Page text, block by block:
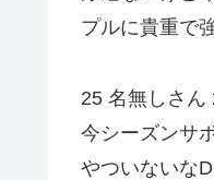
プルに貴重で
25 名無しさん
今シーズンサ
やついないな